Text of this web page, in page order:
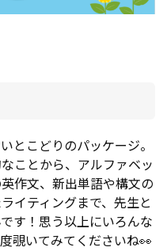
とこどりのパッケージ。
ことから、アルファベッ
作文、新出単語や構文の
イティングまで、先生と
す！思う以上にいろんな
覗いてみてくださいね👀